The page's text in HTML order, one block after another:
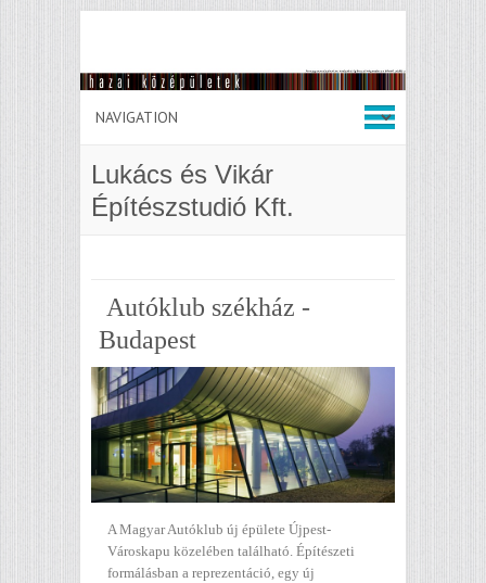
Lukács és Vikár
Építészstudió Kft.
Autóklub székház -
Budapest
A Magyar Autóklub új épülete Újpest-
Városkapu közelében található. Építészeti
formálásban a reprezentáció, egy új